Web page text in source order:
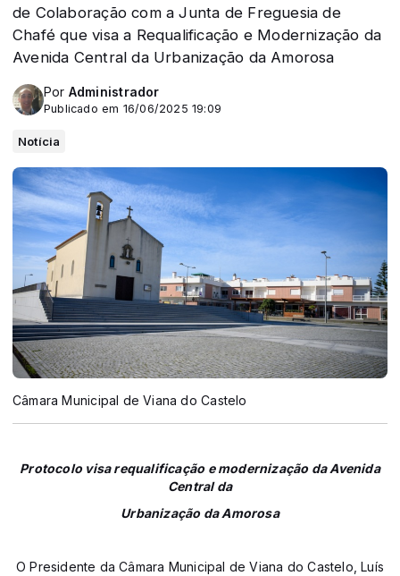
de Colaboração com a Junta de Freguesia de
Chafé que visa a Requalificação e Modernização da
Avenida Central da Urbanização da Amorosa
Por Administrador
Publicado em 16/06/2025 19:09
Notícia
Câmara Municipal de Viana do Castelo
Protocolo visa requalificação e modernização da Avenida
Central da
Urbanização da Amorosa
O Presidente da Câmara Municipal de Viana do Castelo, Luís